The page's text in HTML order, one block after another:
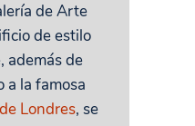
de Arte
de estilo
además de
a la famosa
Londres, se